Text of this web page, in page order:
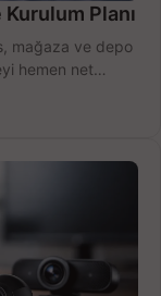
Planı
mağaza ve depo
hemen net